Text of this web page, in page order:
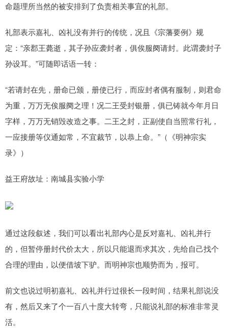
命题理所当然的被安排到了负责相关事宜的礼部。
礼部表示嘉礼、凶礼没有并行的传统，况且《宗藩要例》规
定：“亲郡王薨逝，其子孙应袭封者，俱俟服阕请封。此谓袭封子
孙设耳。”可随即话语一转：
“若请封在先，册命已颁，册使已行，而应封者偶有服制，则君命
为重，万万无俟服阕之理！况二王受封银册，俱已铸就今年月日
字样，万万无销毁改造之事。二王之封，正副使自当照常行礼，
一应接册等仪通如常，不宜裁节，以恭上命。”（《明神宗实
录》）
益王府故址：南城县实验小学
通过这段叙述，我们可以看出礼部内心是反对嘉礼、凶礼并行
的，但暂停册封代价太大，所以只能退而求其次，先给自己找个
合理的理由，以便借坡下驴。而明神宗也顺势而为，报可。
前文也说过明初嘉礼、凶礼并行过很长一段时间，结果礼部说没
有，然后又来了个一百八十度大转弯，只能说礼部的标准非常灵
活。